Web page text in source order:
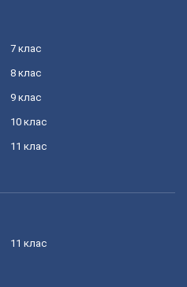
7 клас
8 клас
9 клас
10 клас
11 клас
11 клас